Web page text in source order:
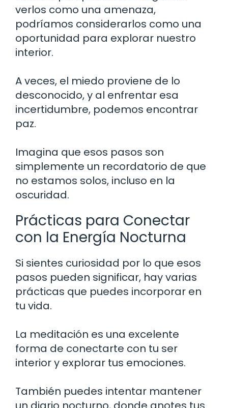
verlos como una amenaza,
podríamos considerarlos como una
oportunidad para explorar nuestro
interior.
A veces, el miedo proviene de lo
desconocido, y al enfrentar esa
incertidumbre, podemos encontrar
paz.
Imagina que esos pasos son
simplemente un recordatorio de que
no estamos solos, incluso en la
oscuridad.
Prácticas para Conectar
con la Energía Nocturna
Si sientes curiosidad por lo que esos
pasos pueden significar, hay varias
prácticas que puedes incorporar en
tu vida.
La meditación es una excelente
forma de conectarte con tu ser
interior y explorar tus emociones.
También puedes intentar mantener